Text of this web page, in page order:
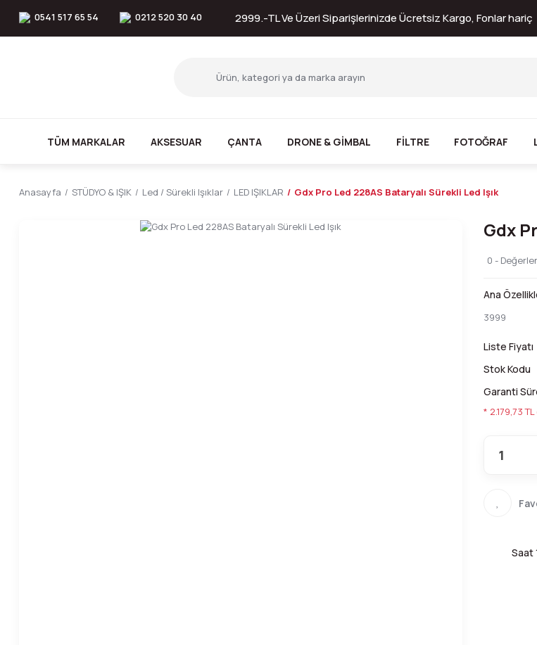
0541 517 65 54 0212 520 30 40 2999.-TL Ve Üzeri Siparişlerinizde Ücretsiz Kargo, Fonlar hariç
TÜM MARKALAR AKSESUAR ÇANTA DRONE & GİMBAL FİLTRE FOTOĞRAF
Anasayfa STÜDYO & IŞIK Led / Sürekli Işıklar LED IŞIKLAR Gdx Pro Led 228AS Bataryalı Sürekli Led Işık
Gdx
0 -
Ana
3999
Liste Fiyatı
Stok Kodu
Garanti
* 2.179,73
Saat